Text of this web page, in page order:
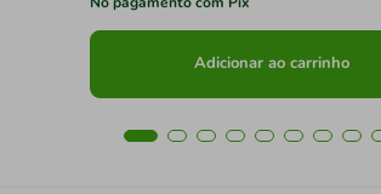
Adicionar ao carrinho